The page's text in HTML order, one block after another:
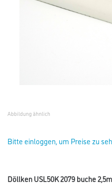
Abbildung ähnlich
Bitte einloggen, um Preise zu
Döllken USL50K 2079 buche